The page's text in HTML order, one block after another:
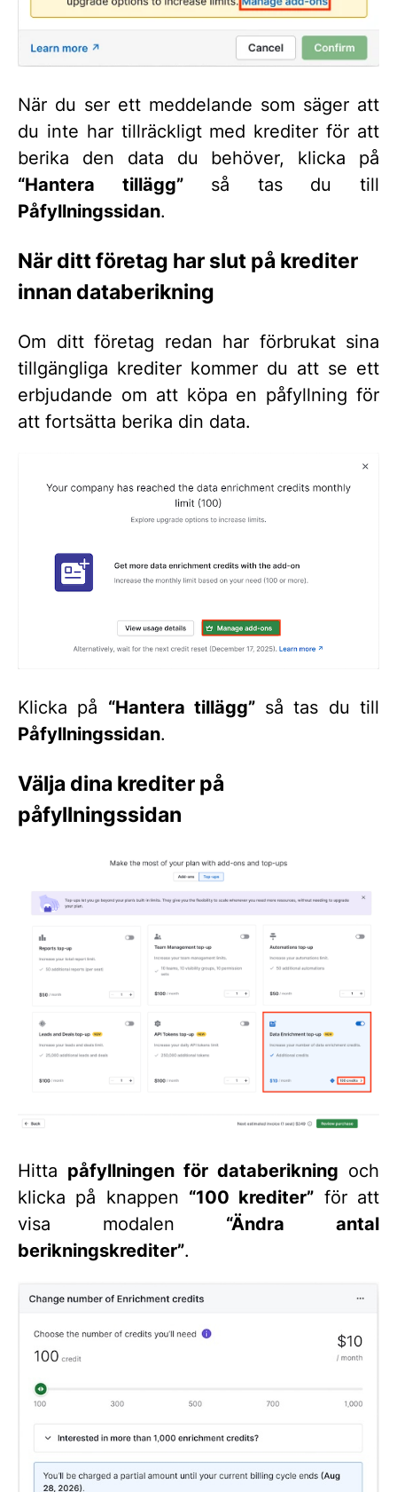
När du ser ett meddelande som säger att
du inte har tillräckligt med krediter för att
berika den data du behöver, klicka på
“Hantera tillägg”så tas du till
Påfyllningssidan.
När ditt företag har slut på krediter
innan databerikning
Om ditt företag redan har förbrukat sina
tillgängliga krediter kommer du att se ett
erbjudande om att köpa en påfyllning för
att fortsätta berika din data.
Klicka på “Hantera tillägg”så tas du till
Påfyllningssidan.
Välja dina krediter på
påfyllningssidan
Hitta påfyllningen för databerikning och
klicka på knappen “100 krediter” för att
visa modalen “Ändra antal
berikningskrediter”.